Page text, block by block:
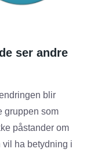
ser andre
blir
gruppen som
påstander om
vil ha betydning i